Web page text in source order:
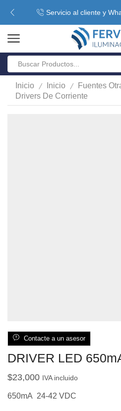
Servicio al cliente y
Inicio / Inicio / Fuentes
Drivers De Corriente
Contacte a un asesor
DRIVER LED
$23,000 IVA incluido
650mA 24-42 VDC